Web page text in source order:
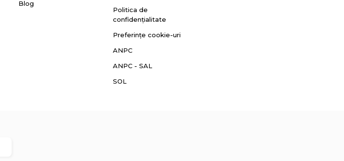
Blog
Politica de
confidențialitate
Preferințe cookie-uri
ANPC
ANPC - SAL
SOL